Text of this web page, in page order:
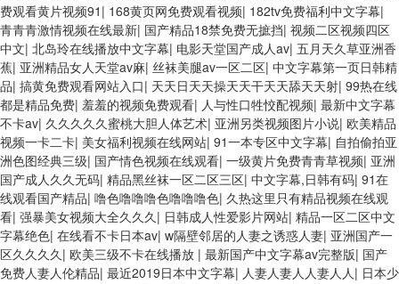
费观看黄片视频91 | 168黄页网免费观看视频| 182tv免费福利中文字幕|
青青青激情视频在线最新| 国产精品18禁免费无摭挡| 视频二区视频四区
中文| 北岛玲在线播放中文字幕| 电影天堂国产成人av| 五月天久草亚洲香
蕉| 亚洲精品女人天堂av麻| 丝袜美腿av一区二区| 中文字幕第一页日韩精
品| 搞黄免费观看网站入口| 天天日天天操天天干天天舔天天射| 99热在线
都是精品免费| 羞羞的视频免费观看| 人与性口牲恔配视频| 最新中文字幕
不卡av| 久久久久久蜜桃大胆人体艺术| 亚洲另类视频图片小说| 欧美精品
视频一卡二卡| 美女福利视频在线网站| 91一本专区中文字幕| 自拍偷拍亚
洲色图经典三级| 国产情色视频在线观看| 一级黄片免费青青草视频| 亚洲
国产成人久久无码| 精品黑丝袜一区二区三区| 中文字幕,日韩有码| 91在
线观看国产精品| 噜色噜噜噜色噜噜噜色| 久热这里只有精品视频在线观
看| 强暴美女视频大全久久久| 日韩成人性爱影片网站| 精品一区二区中文
字幕绝色| 在线看不卡日本av| w隔壁邻居的人妻之诱惑人妻| 亚洲国产一
区久久久久| 欧美三级不卡在线播放 | 最新国产中文字幕av完整版| 国产
免费人妻人伦精品| 最近2019日本中文字幕| 人妻人妻人人妻人人| 日本少